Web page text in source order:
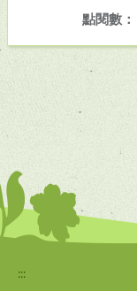
點閱數：
:::